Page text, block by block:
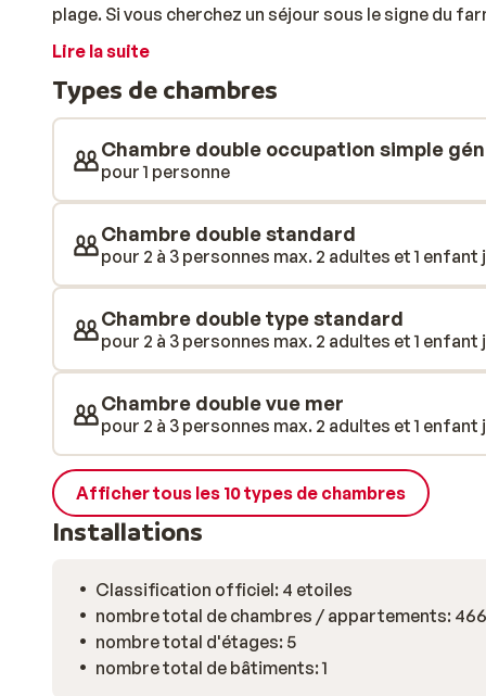
plage. Si vous cherchez un séjour sous le signe du
vos vacances, ne manquez pas de découvrir
Lire la suite
Types de chambres
Chambre double occupation simple
pour 1 personne
Chambre double standard
pour 2 à 3 personnes max. 2 adultes et 1 enfant
Chambre double type standard
pour 2 à 3 personnes max. 2 adultes et 1 enfant
Chambre double vue mer
pour 2 à 3 personnes max. 2 adultes et 1 enfant
Afficher tous les 10 types de chambres
Installations
Classification officiel: 4 etoiles
nombre total de chambres / appartements: 466
nombre total d'étages: 5
nombre total de bâtiments: 1